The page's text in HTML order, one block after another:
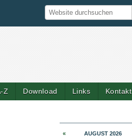
Suche
Website durchsuchen
Z Download Links Kontakt
« AUGUST 2026